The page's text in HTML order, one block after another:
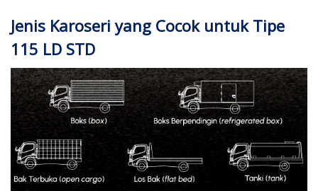
Jenis Karoseri yang Cocok untuk Tipe
115 LD STD